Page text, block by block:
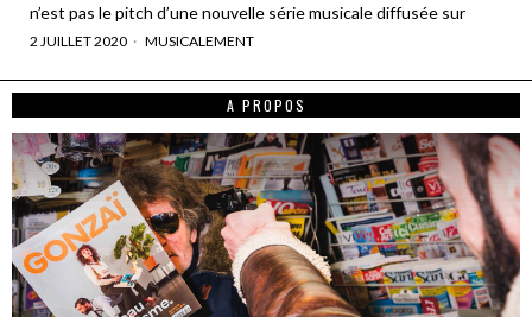
n’est pas le pitch d’une nouvelle série musicale diffusée sur
2 JUILLET 2020 MUSICALEMENT
A PROPOS